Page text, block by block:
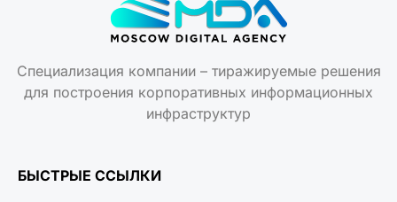
Специализация компании – тиражируемые решения
для построения корпоративных информационных
инфраструктур
БЫСТРЫЕ ССЫЛКИ